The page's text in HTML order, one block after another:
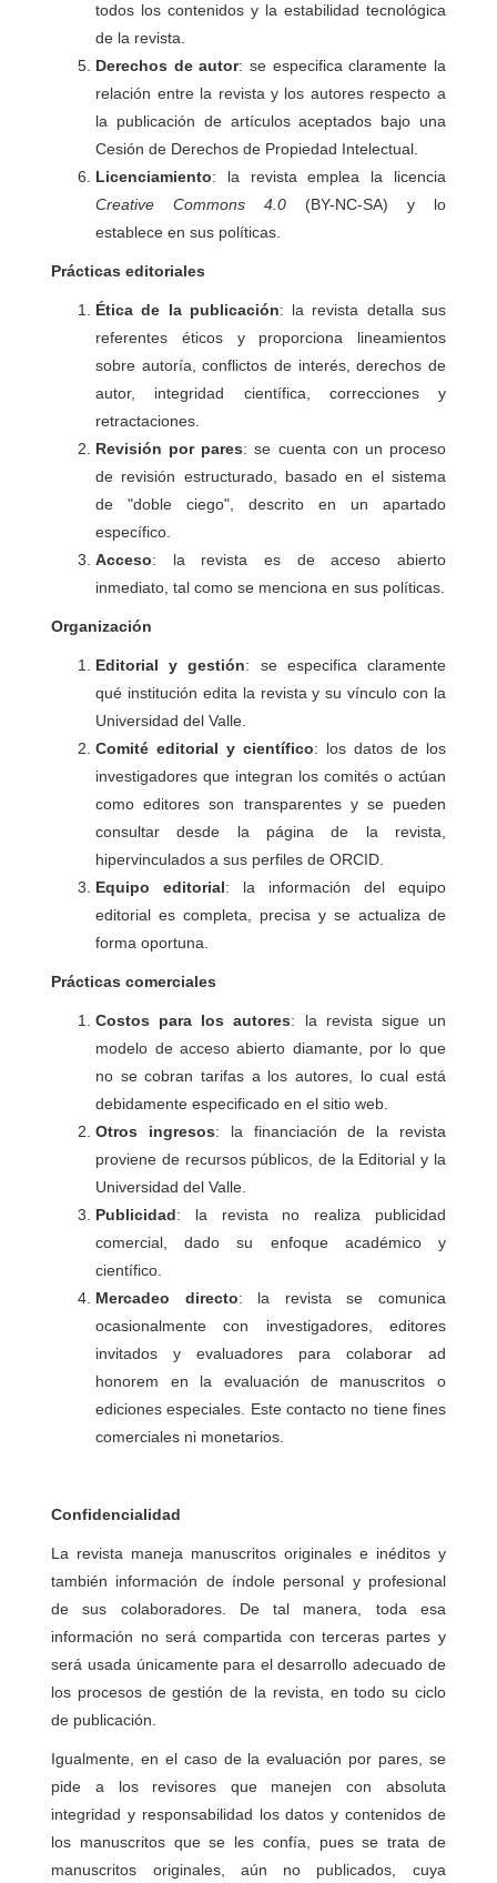
todos los contenidos y la estabilidad tecnológica
de la revista.
Derechos de autor: se especifica claramente la
relación entre la revista y los autores respecto a
la publicación de artículos aceptados bajo una
Cesión de Derechos de Propiedad Intelectual.
Licenciamiento: la revista emplea la licencia
Creative Commons 4.0 (BY-NC-SA) y lo
establece en sus políticas.
Prácticas editoriales
Ética de la publicación: la revista detalla sus
referentes éticos y proporciona lineamientos
sobre autoría, conflictos de interés, derechos de
autor, integridad científica, correcciones y
retractaciones.
Revisión por pares: se cuenta con un proceso
de revisión estructurado, basado en el sistema
de "doble ciego", descrito en un apartado
específico.
Acceso: la revista es de acceso abierto
inmediato, tal como se menciona en sus políticas.
Organización
Editorial y gestión: se especifica claramente
qué institución edita la revista y su vínculo con la
Universidad del Valle.
Comité editorial y científico: los datos de los
investigadores que integran los comités o actúan
como editores son transparentes y se pueden
consultar desde la página de la revista,
hipervinculados a sus perfiles de ORCID.
Equipo editorial: la información del equipo
editorial es completa, precisa y se actualiza de
forma oportuna.
Prácticas comerciales
Costos para los autores: la revista sigue un
modelo de acceso abierto diamante, por lo que
no se cobran tarifas a los autores, lo cual está
debidamente especificado en el sitio web.
Otros ingresos: la financiación de la revista
proviene de recursos públicos, de la Editorial y la
Universidad del Valle.
Publicidad: la revista no realiza publicidad
comercial, dado su enfoque académico y
científico.
Mercadeo directo: la revista se comunica
ocasionalmente con investigadores, editores
invitados y evaluadores para colaborar ad
honorem en la evaluación de manuscritos o
ediciones especiales. Este contacto no tiene fines
comerciales ni monetarios.
Confidencialidad
La revista maneja manuscritos originales e inéditos y
también información de índole personal y profesional
de sus colaboradores. De tal manera, toda esa
información no será compartida con terceras partes y
será usada únicamente para el desarrollo adecuado de
los procesos de gestión de la revista, en todo su ciclo
de publicación.
Igualmente, en el caso de la evaluación por pares, se
pide a los revisores que manejen con absoluta
integridad y responsabilidad los datos y contenidos de
los manuscritos que se les confía, pues se trata de
manuscritos originales, aún no publicados, cuya